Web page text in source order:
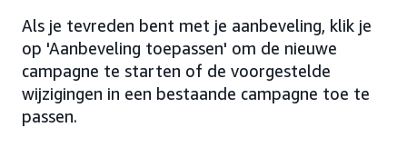
Als je tevreden bent met je aanbeveling, klik je
op 'Aanbeveling toepassen' om de nieuwe
campagne te starten of de voorgestelde
wijzigingen in een bestaande campagne toe te
passen.